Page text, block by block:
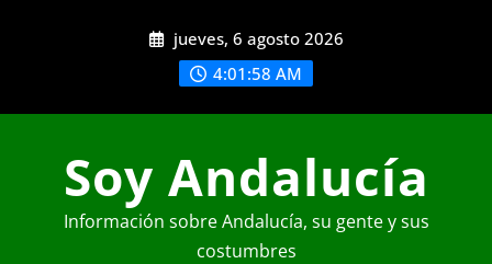
jueves, 6 agosto 2026
4:01:59 AM
Soy Andalucía
Información sobre Andalucía, su gente y sus
costumbres